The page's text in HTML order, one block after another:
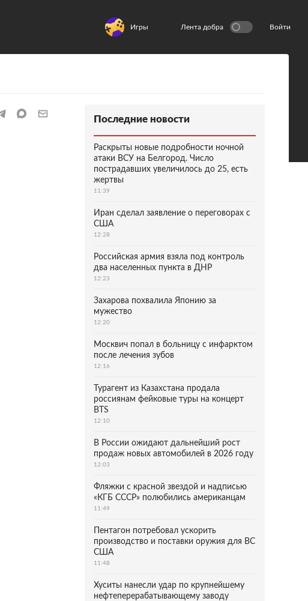
Игры Лента добра Войти
Последние новости
Раскрыты новые подробности ночной
атаки ВСУ на Белгород. Число
пострадавших увеличилось до 25, есть
жертвы
11:39
Иран сделал заявление о переговорах с
США
12:28
Российская армия взяла под контроль
два населенных пункта в ДНР
12:23
Захарова похвалила Японию за
мужество
12:20
Москвич попал в больницу с инфарктом
после лечения зубов
12:16
Турагент из Казахстана продала
россиянам фейковые туры на концерт
BTS
12:10
В России ожидают дальнейший рост
продаж новых автомобилей в 2026 году
12:03
Фляжки с красной звездой и надписью
«КГБ СССР» полюбились американцам
11:49
Пентагон потребовал ускорить
производство и поставки оружия для ВС
США
11:48
Хуситы нанесли удар по крупнейшему
нефтеперерабатывающему заводу